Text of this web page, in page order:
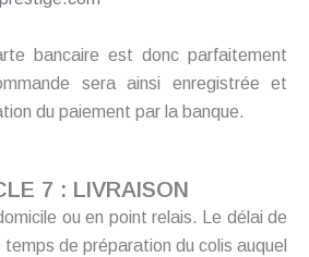
bancaire est donc parfaitement
sera ainsi enregistrée et
du paiement par la banque.
7 : LIVRAISON
ou en point relais. Le délai de
temps de préparation du colis auquel